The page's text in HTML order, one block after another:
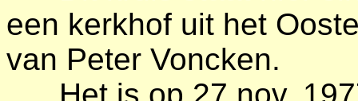
een kerkhof uit het
van Peter Voncken.